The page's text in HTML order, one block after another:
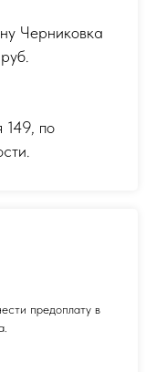
Черниковка
149, по
предоплату в